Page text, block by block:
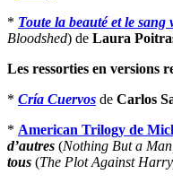
* Toute la beauté et le sang
Bloodshed) de Laura
Les ressorties en versions
* Cría Cuervos de Carlos
* American Trilogy de
d’autres (Nothing But a Man,
tous (The Plot Against Harry,